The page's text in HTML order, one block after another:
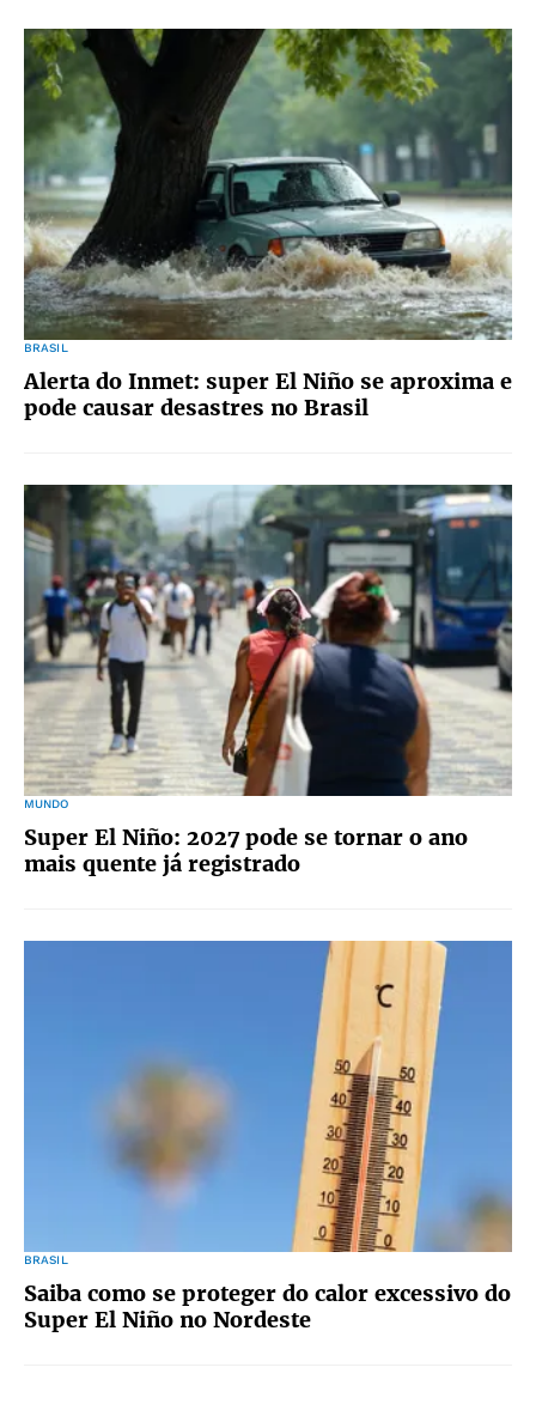
BRASIL
Alerta do Inmet: super El Niño se aproxima e
pode causar desastres no Brasil
MUNDO
Super El Niño: 2027 pode se tornar o ano
mais quente já registrado
BRASIL
Saiba como se proteger do calor excessivo do
Super El Niño no Nordeste